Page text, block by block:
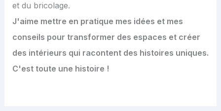
et du bricolage.
J'aime mettre en pratique mes idées et mes
conseils pour transformer des espaces et créer
des intérieurs qui racontent des histoires uniques.
C'est toute une histoire !